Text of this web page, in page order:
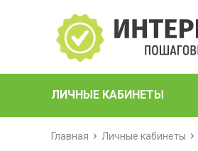
ЛИЧНЫЕ КАБИНЕТЫ
Главная Личные кабинеты